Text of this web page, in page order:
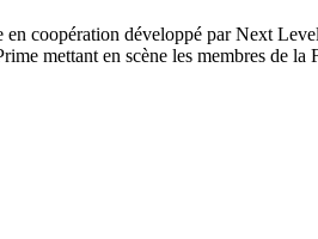
coopération développé par Next
mettant en scène les membres de